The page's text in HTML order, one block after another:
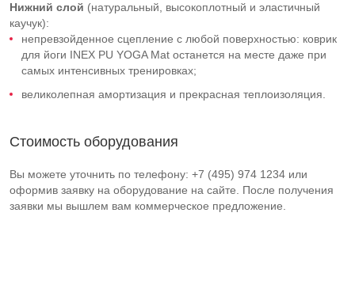
Нижний слой (натуральный, высокоплотный и эластичный
каучук):
непревзойденное сцепление с любой поверхностью: коврик
для йоги INEX PU YOGA Mat останется на месте даже при
самых интенсивных тренировках;
великолепная амортизация и прекрасная теплоизоляция.
Стоимость оборудования
Вы можете уточнить по телефону: +7 (495) 974 1234 или
оформив заявку на оборудование на сайте. После получения
заявки мы вышлем вам коммерческое предложение.